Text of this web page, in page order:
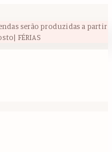
serão produzidas a partir
FÉRIAS